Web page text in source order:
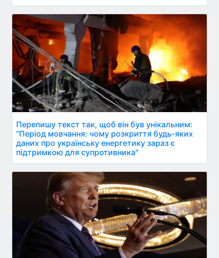
Перепишу текст так, щоб він був унікальним:
"Період мовчання: чому розкриття будь-яких
даних про українську енергетику зараз є
підтримкою для супротивника"